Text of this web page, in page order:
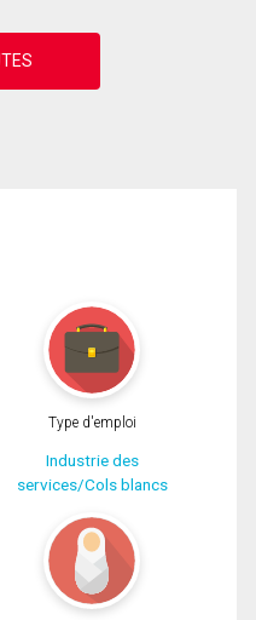
Type d'emploi
Industrie des
services/Cols blancs